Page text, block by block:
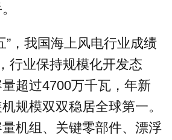
”，我国海上风电行业成绩
行业保持规模化开发态
超过4700万千瓦，年新
规模双双稳居全球第一。
机组、关键零部件、漂浮